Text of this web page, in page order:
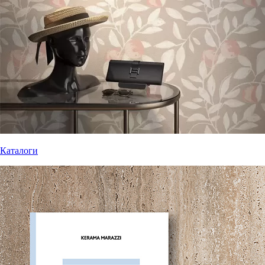
Каталоги